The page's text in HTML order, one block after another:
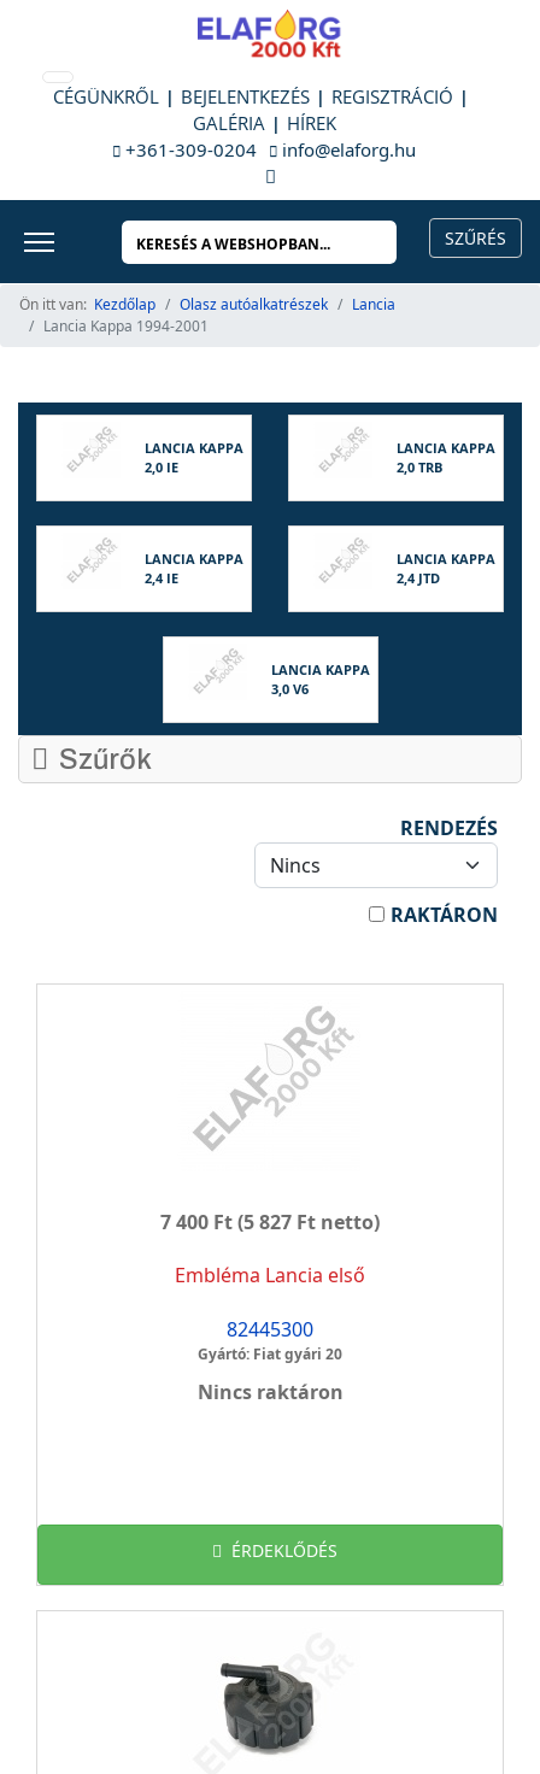
CÉGÜNKRŐL BEJELENTKEZÉS
REGISZTRÁCIÓ
GALÉRIA
HÍREK
+361-309-0204
info@elaforg.hu
Ön itt van: Kezdőlap Olasz autóalkatrészek
Lancia
Lancia Kappa 1994-2001
LANCIA KAPPA
2,0 IE
LANCIA KAPPA
2,0 TRB
LANCIA KAPPA
2,4 IE
LANCIA KAPPA
2,4 JTD
LANCIA KAPPA
3,0 V6
Szűrők
RENDEZÉS
RAKTÁRON
7 400 Ft(5 827 Ft netto)
Embléma Lancia első
82445300
Gyártó: Fiat gyári 20
Nincs raktáron
ÉRDEKLŐDÉS